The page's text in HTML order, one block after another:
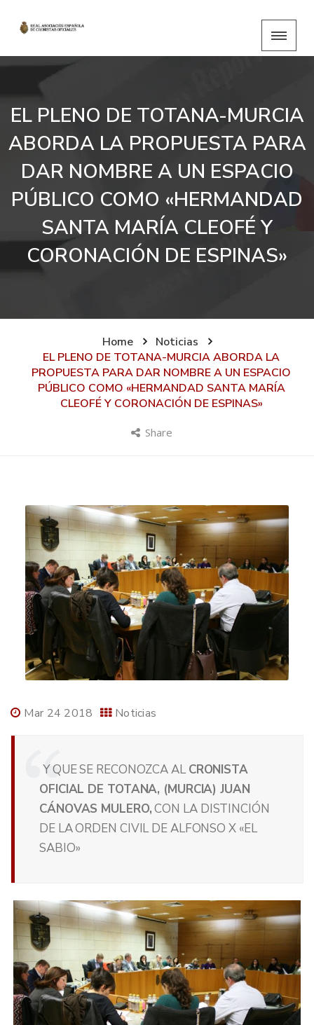
EL PLENO DE TOTANA-MURCIA
ABORDA LA PROPUESTA PARA
DAR NOMBRE A UN ESPACIO
PÚBLICO COMO «HERMANDAD
SANTA MARÍA CLEOFÉ Y
CORONACIÓN DE ESPINAS»
Home
Noticias
EL PLENO DE TOTANA-MURCIA ABORDA LA
PROPUESTA PARA DAR NOMBRE A UN ESPACIO
PÚBLICO COMO «HERMANDAD SANTA MARÍA
CLEOFÉ Y CORONACIÓN DE ESPINAS»
Share
Mar 24 2018 Noticias
Y QUE SE RECONOZCA ALCRONISTA
OFICIAL DE TOTANA, (MURCIA) JUAN
CÁNOVAS MULERO,CON LA DISTINCIÓN
DE LA ORDEN CIVIL DE ALFONSO X «EL
SABIO»